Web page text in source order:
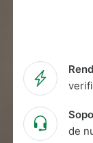
de